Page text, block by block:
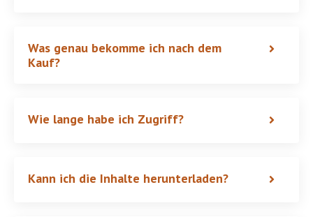
Was genau bekomme ich nach dem
Kauf?
Wie lange habe ich Zugriff?
Kann ich die Inhalte herunterladen?